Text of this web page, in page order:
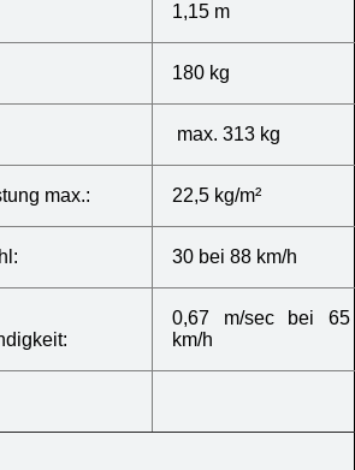
1,15 m
180 kg
max. 313 kg
max.: 22,5 kg/m²
30 bei 88 km/h
0,67 m/sec bei 65
km/h